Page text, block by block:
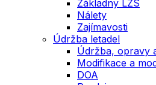
Základny LZS
Nálety
Zajímavosti
Údržba letadel
Údržba, opravy
Modifikace a
DOA